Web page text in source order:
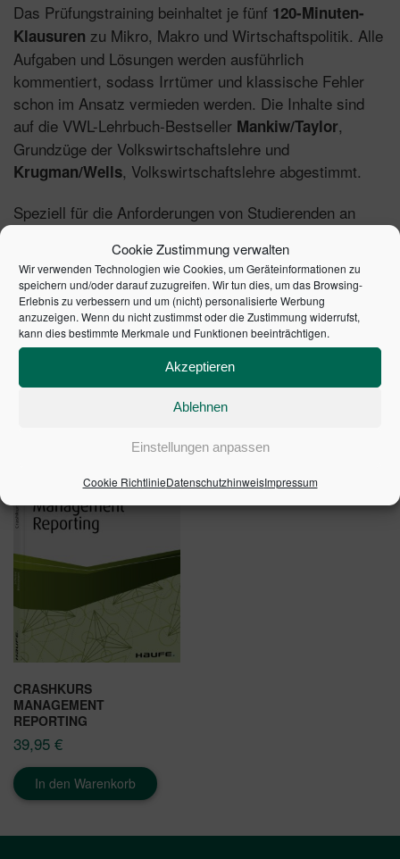
Cookie Zustimmung verwalten
Wir verwenden Technologien wie Cookies, um Geräteinformationen zu
speichern und/oder darauf zuzugreifen. Wir tun dies, um das Browsing-
Erlebnis zu verbessern und um (nicht) personalisierte Werbung
anzuzeigen. Wenn du nicht zustimmst oder die Zustimmung widerrufst,
kann dies bestimmte Merkmale und Funktionen beeinträchtigen.
Akzeptieren
Ablehnen
Einstellungen anpassen
Cookie RichtlinieDatenschutzhinweisImpressum
Das Prüfungstraining beinhaltet je fünf 120-Minuten-
Klausuren zu Mikro, Makro und Wirtschaftspolitik. Alle
Aufgaben und Lösungen werden ausführlich
kommentiert, sodass Irrtümer und klassische Fehler
schon im Ansatz vermieden werden. Die Inhalte sind
auf die VWL-Lehrbuch-Bestseller Mankiw/Taylor,
Grundzüge der Volkswirtschaftslehre und
Krugman/Wells, Volkswirtschaftslehre abgestimmt.
Speziell für die Anforderungen von Studierenden an
und Verwaltungsakademien konzipiert.
1. Auflage 2015 | Artikelnummer: 20120-0001 | ISBN:
9783791034416
ÄHNLICHE PRODUKTE
CRASHKURS
MANAGEMENT
REPORTING
39,95 €
In den Warenkorb